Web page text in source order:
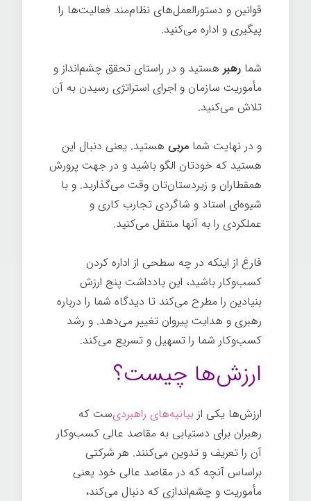
قوانین و دستور‌العمل‌های نظام‌مند فعالیت‌ها را
پیگیری و اداره می‌کنید.
شما رهبر هستید و در راستای تحقق چشم‌انداز و
مأموریت سازمان و اجرای استراتژی رسیدن به آن
تلاش می‌کنید.
و در نهایت شما مربی هستید. یعنی دنبال این
هستید که خودتان الگو باشید و در جهت پرورش
همقطاران و زیردستان‌تان وقت می‌گذارید. و با
شیوه‌ای استاد و شاگردی تجارب کاری و
عملکردی را به آنها منتقل می‌کنید.
فارغ از اینکه در چه سطحی از اداره کردن
کسب‌وکار باشید، این یادداشت پنج ارزش
بنیادین را مطرح می‌کند تا دیدگاه شما را درباره
رهبری و هدایت پیروان تغییر می‌دهد. و رشد
کسب‌وکار شما را تسهیل و تسریع می‌کند.
ارزش‌ها چیست؟
ارزش‌ها یکی از بیانیه‌های راهبردی‌ست که
رهبران برای دستیابی به مقاصد عالی کسب‌وکار
آن را تعریف و تدوین می‌کنند. هر شرکتی
براساس آنچه که در مقاصد عالی خود یعنی
مأموریت و چشم‌اندازی که دنبال می‌کند،